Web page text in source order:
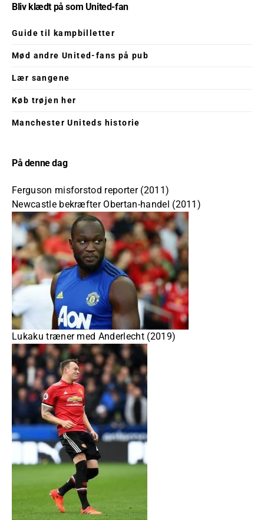
Bliv klædt på som United-fan
Guide til kampbilletter
Mød andre United-fans på pub
Lær sangene
Køb trøjen her
Manchester Uniteds historie
På denne dag
Ferguson misforstod reporter (2011)
Newcastle bekræfter Obertan-handel (2011)
Lukaku træner med Anderlecht (2019)